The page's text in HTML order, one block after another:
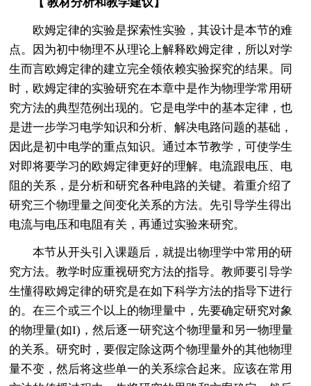
欧姆定律的实验是探索性实验，其设计是本节的难
点。因为初中物理不从理论上解释欧姆定律，所以对学
生而言欧姆定律的建立完全领依赖实验探究的结果。同
时，欧姆定律的实验研究在本章中是作为物理学常用研
究方法的典型范例出现的。它是电学中的基本定律，也
是进一步学习电学知识和分析、解决电路问题的基础，
因此是初中电学的重点知识。通过本节教学，可使学生
对即将要学习的欧姆定律更好的理解。电流跟电压、电
阻的关系，是分析和研究各种电路的关键。着重介绍了
研究三个物理量之间变化关系的方法。先引导学生得出
电流与电压和电阻有关，再通过实验来研究。
本节从开头引入课题后，就提出物理学中常用的研
究方法。教学时应重视研究方法的指导。教师要引导学
生懂得欧姆定律的研究是在如下科学方法的指导下进行
的。在三个或三个以上的物理量中，先要确定研究对象
的物理量(如I)，然后逐一研究这个物理量和另一物理量
的关系。研究时，要假定除这两个物理量外的其他物理
量不变，然后将这些单一的关系综合起来。应该在常用